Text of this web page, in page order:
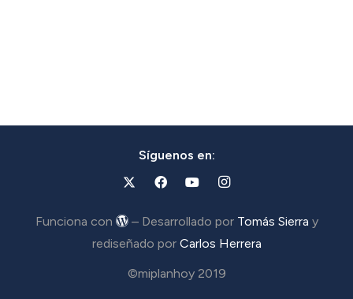
Síguenos en:
Funciona con – Desarrollado por Tomás Sierra y
rediseñado por Carlos Herrera
©miplanhoy 2019